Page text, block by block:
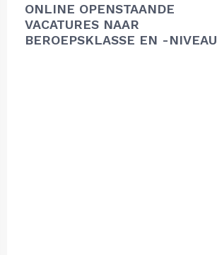
ONLINE OPENSTAANDE
VACATURES NAAR
BEROEPSKLASSE EN -NIVEAU